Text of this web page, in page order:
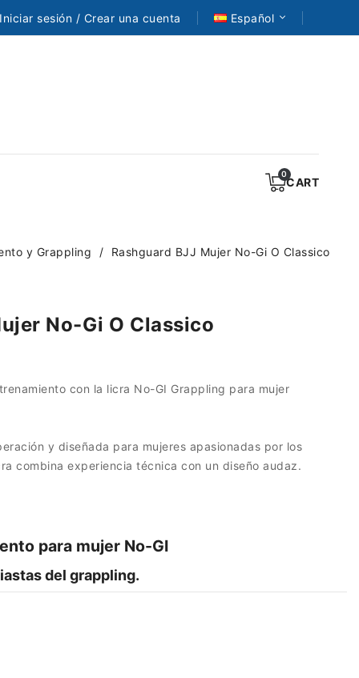
Iniciar sesión / Crear una cuenta Español
CART
y Grappling Rashguard BJJ Mujer No-Gi O Classico
No-Gi O Classico
con la licra No-GI Grappling para mujer
y diseñada para mujeres apasionadas por los
combina experiencia técnica con un diseño audaz.
para mujer No-GI
del grappling.